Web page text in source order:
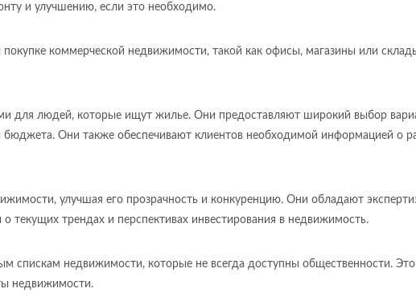
и улучшению, если это необходимо.
коммерческой недвижимости, такой как офисы, магазины или
для людей, которые ищут жилье. Они предоставляют широкий выбор
Они также обеспечивают клиентов необходимой информацией о
улучшая его прозрачность и конкуренцию. Они обладают
текущих трендах и перспективах инвестирования в недвижимость.
спискам недвижимости, которые не всегда доступны общественности.
недвижимости.